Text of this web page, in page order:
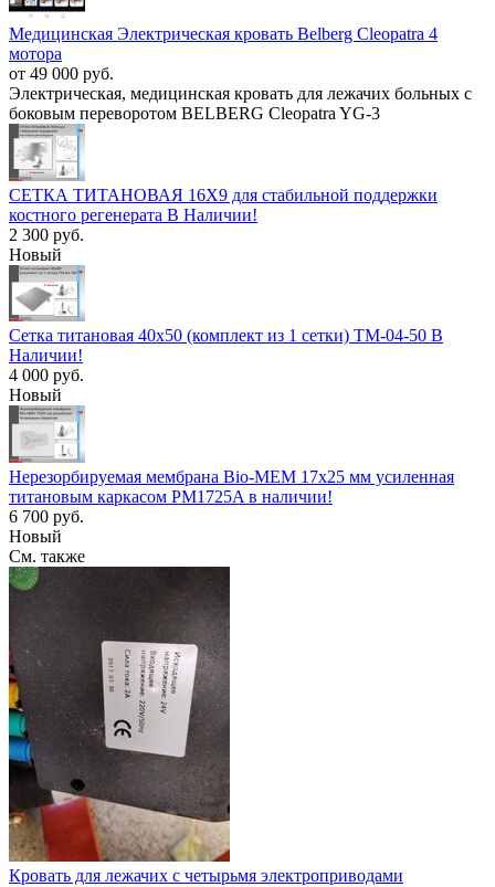
Медицинская Электрическая кровать Belberg Cleopatra 4
мотора
от 49 000 руб.
Электрическая, медицинская кровать для лежачих больных с
боковым переворотом BELBERG Cleopatra YG-3
СЕТКА ТИТАНОВАЯ 16Х9 для стабильной поддержки
костного регенерата В Наличии!
2 300 руб.
Новый
Сетка титановая 40х50 (комплект из 1 сетки) TM-04-50 В
Наличии!
4 000 руб.
Новый
Нерезорбируемая мембрана Bio-MEM 17x25 мм усиленная
титановым каркасом PM1725A в наличии!
6 700 руб.
Новый
См. также
Кровать для лежачих с четырьмя электроприводами